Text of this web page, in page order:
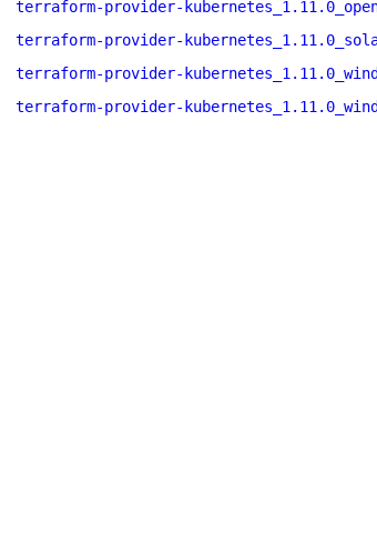
terraform-provider-
terraform-provider-
terraform-provider-
terraform-provider-